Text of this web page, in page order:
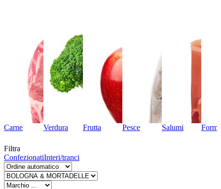
Carne Verdura Frutta Pesce Salumi
Filtra
ConfezionatiInteri/tranci